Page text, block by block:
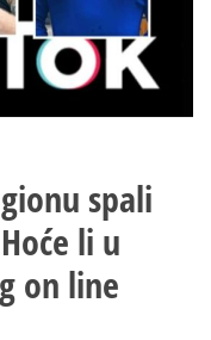
spali
li u
on line